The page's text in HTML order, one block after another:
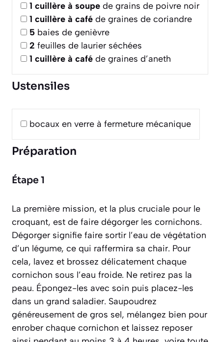
1 cuillère à soupe de grains de poivre noir
1 cuillère à café de graines de coriandre
5 baies de genièvre
2 feuilles de laurier séchées
1 cuillère à café de graines d’aneth
Ustensiles
bocaux en verre à fermeture mécanique
Préparation
Étape 1
La première mission, et la plus cruciale pour le
croquant, est de faire dégorger les cornichons.
Dégorger signifie faire sortir l’eau de végétation
d’un légume, ce qui raffermira sa chair. Pour
cela, lavez et brossez délicatement chaque
cornichon sous l’eau froide. Ne retirez pas la
peau. Épongez-les avec soin puis placez-les
dans un grand saladier. Saupoudrez
généreusement de gros sel, mélangez bien pour
enrober chaque cornichon et laissez reposer